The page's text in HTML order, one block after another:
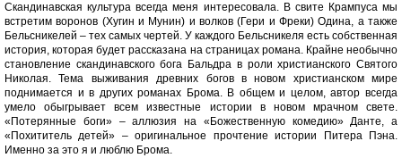
Скандинавская культура всегда меня интересовала. В свите Крампуса мы
встретим воронов (Хугин и Мунин) и волков (Гери и Фреки) Одина, а также
Бельсникелей – тех самых чертей. У каждого Бельсникеля есть собственная
история, которая будет рассказана на страницах романа. Крайне необычно
становление скандинавского бога Бальдра в роли христианского Святого
Николая. Тема выживания древних богов в новом христианском мире
поднимается и в других романах Брома. В общем и целом, автор всегда
умело обыгрывает всем известные истории в новом мрачном свете.
«Потерянные боги» – аллюзия на «Божественную комедию» Данте, а
«Похититель детей» – оригинальное прочтение истории Питера Пэна.
Именно за это я и люблю Брома.